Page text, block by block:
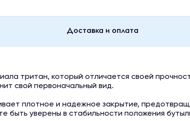
Доставка и оплата
тритан, который отличается своей
свой первоначальный вид.
плотное и надежное закрытие,
быть уверены в стабильности положения